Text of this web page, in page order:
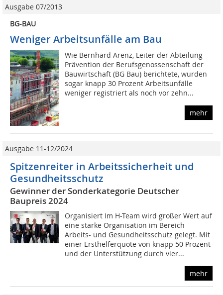
Ausgabe 07/2013
BG-BAU
Weniger Arbeitsunfälle am Bau
Wie Bernhard Arenz, Leiter der Abteilung
Prävention der Berufsgenossenschaft der
Bauwirtschaft (BG Bau) berichtete, wurden
sogar knapp 30 Prozent Arbeitsunfälle
weniger registriert als noch vor zehn...
mehr
Ausgabe 11-12/2024
Spitzenreiter in Arbeitssicherheit und
Gesundheitsschutz
Gewinner der Sonderkategorie Deutscher
Baupreis 2024
Organisiert Im H-Team wird großer Wert auf
eine starke Organisation im Bereich
Arbeits- und Gesundheitsschutz gelegt. Mit
einer Ersthelferquote von knapp 50 Prozent
und der Unterstützung durch vier...
mehr